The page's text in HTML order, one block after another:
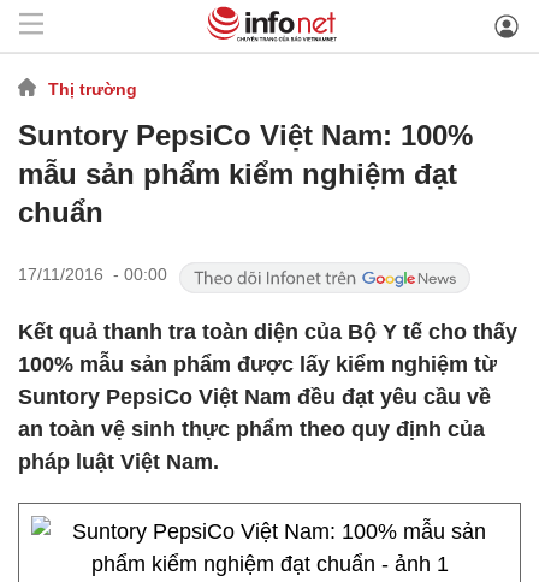
Thị trường
Suntory PepsiCo Việt Nam: 100%
mẫu sản phẩm kiểm nghiệm đạt
chuẩn
17/11/2016 - 00:00
Kết quả thanh tra toàn diện của Bộ Y tế cho thấy
100% mẫu sản phẩm được lấy kiểm nghiệm từ
Suntory PepsiCo Việt Nam đều đạt yêu cầu về
an toàn vệ sinh thực phẩm theo quy định của
pháp luật Việt Nam.